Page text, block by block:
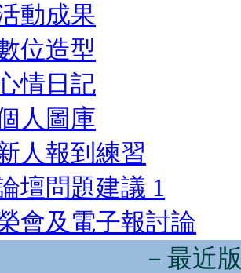
動成果
位造型
情日記
人圖庫
人報到練習
壇問題建議 1
會及電子報討論
－最近